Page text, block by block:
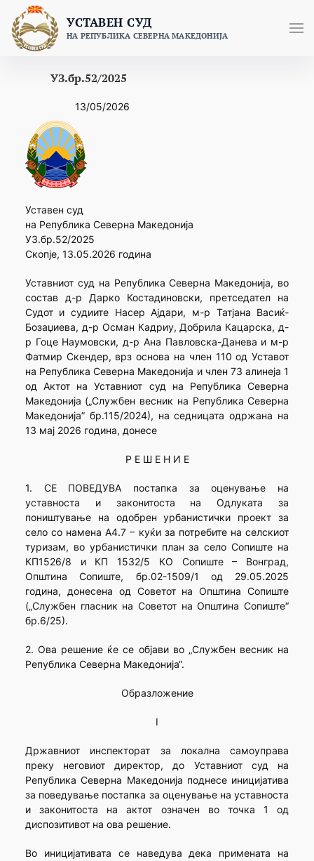
content
УСТАВЕН СУД
НА РЕПУБЛИКА СЕВЕРНА МАКЕДОНИЈА
УЗ.бр.52/2025
13/05/2026
Уставен суд
на Република Северна Македонија
УЗ.бр.52/2025
Скопје, 13.05.2026 година
Уставниот суд на Република Северна Македонија, во
состав д-р Дарко Костадиновски, претседател на
Судот и судиите Насер Ајдари, м-р Татјана Васиќ-
Бозаџиева, д-р Осман Кадриу, Добрила Кацарска, д-
р Гоце Наумовски, д-р Ана Павловска-Данева и м-р
Фатмир Скендер, врз основа на член 110 од Уставот
на Република Северна Македонија и член 73 алинеја 1
од Актот на Уставниот суд на Република Северна
Македонија („Службен весник на Република Северна
Македонија” бр.115/2024), на седницата одржана на
13 мај 2026 година, донесе
Р Е Ш Е Н И Е
1. СЕ ПОВЕДУВА постапка за оценување на
уставноста и законитоста на Одлуката за
поништување на одобрен урбанистички проект за
село со намена А4.7 – куќи за потребите на селскиот
туризам, во урбанистички план за село Сопиште на
КП1526/8 и КП 1532/5 КО Сопиште – Вонград,
Општина Сопиште, бр.02-1509/1 од 29.05.2025
година, донесена од Советот на Општина Сопиште
(„Службен гласник на Советот на Општина Сопиште“
бр.6/25).
2. Ова решение ќе се објави во „Службен весник на
Република Северна Македонија“.
Образложение
I
Државниот инспекторат за локална самоуправа
преку неговиот директор, до Уставниот суд на
Република Северна Македонија поднесе иницијатива
за поведување постапка за оценување на уставноста
и законитоста на актот означен во точка 1 од
диспозитивот на ова решение.
Во иницијативата се наведува дека примената на